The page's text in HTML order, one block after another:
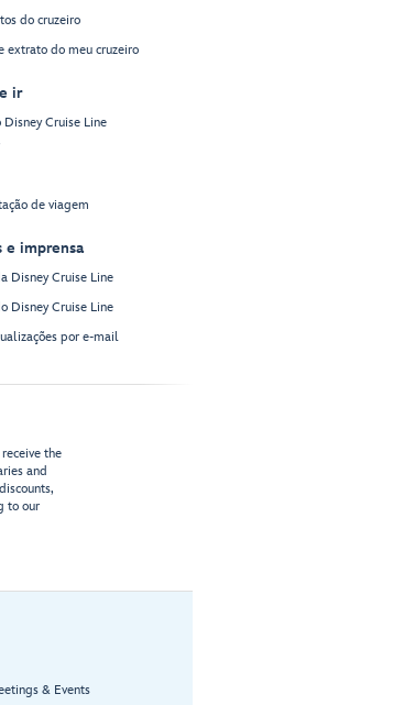
do cruzeiro
extrato do meu cruzeiro
ir
Cruise Line
de viagem
e imprensa
Disney Cruise Line
Disney Cruise Line
por e-mail
the
and
to our
& Events